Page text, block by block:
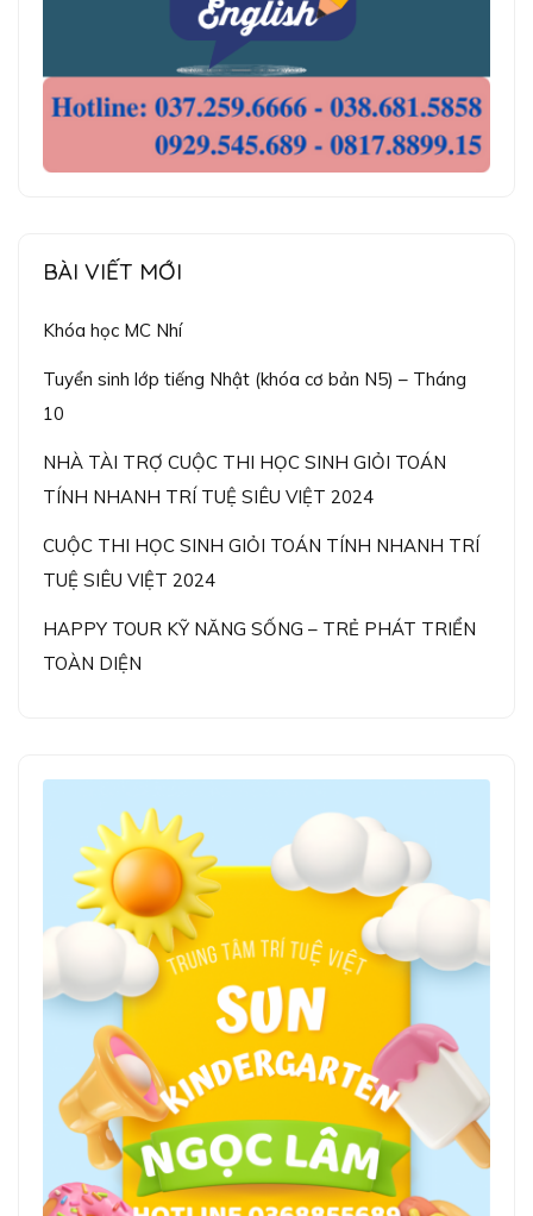
BÀI VIẾT MỚI
Khóa học MC Nhí
Tuyển sinh lớp tiếng Nhật (khóa cơ bản N5) – Tháng
10
NHÀ TÀI TRỢ CUỘC THI HỌC SINH GIỎI TOÁN
TÍNH NHANH TRÍ TUỆ SIÊU VIỆT 2024
CUỘC THI HỌC SINH GIỎI TOÁN TÍNH NHANH TRÍ
TUỆ SIÊU VIỆT 2024
HAPPY TOUR KỸ NĂNG SỐNG – TRẺ PHÁT TRIỂN
TOÀN DIỆN